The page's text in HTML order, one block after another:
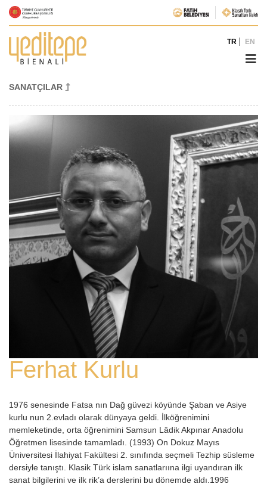
TR EN
SANATÇILAR
Ferhat Kurlu
1976 senesinde Fatsa nın Dağ güvezi köyünde Şaban ve Asiye
kurlu nun 2.evladı olarak dünyaya geldi. İlköğrenimini
memleketinde, orta öğrenimini Samsun Lâdik Akpınar Anadolu
Öğretmen lisesinde tamamladı. (1993) On Dokuz Mayıs
Üniversitesi İlahiyat Fakültesi 2. sınıfında seçmeli Tezhip süsleme
dersiyle tanıştı. Klasik Türk islam sanatlarıına ilgi uyandıran ilk
sanat bilgilerini ve ilk rik’a derslerini bu dönemde aldı.1996